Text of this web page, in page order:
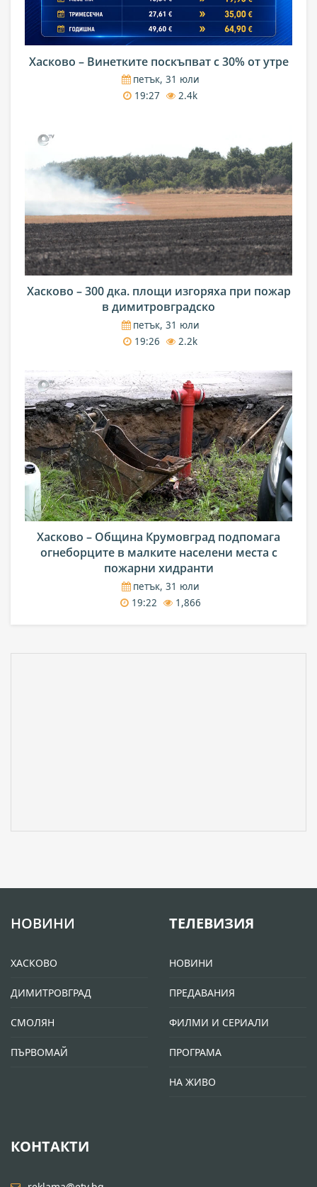
Хасково – Винетките поскъпват с 30% от утре
петък, 31 юли
19:27
2.4k
Хасково – 300 дка. площи изгоряха при пожар
в димитровградско
петък, 31 юли
19:26
2.2k
Хасково – Община Крумовград подпомага
огнеборците в малките населени места с
пожарни хидранти
петък, 31 юли
19:22
1,866
НОВИНИ
ХАСКОВО
ДИМИТРОВГРАД
СМОЛЯН
ПЪРВОМАЙ
ТЕЛЕВИЗИЯ
НОВИНИ
ПРЕДАВАНИЯ
ФИЛМИ И СЕРИАЛИ
ПРОГРАМА
НА ЖИВО
КОНТАКТИ